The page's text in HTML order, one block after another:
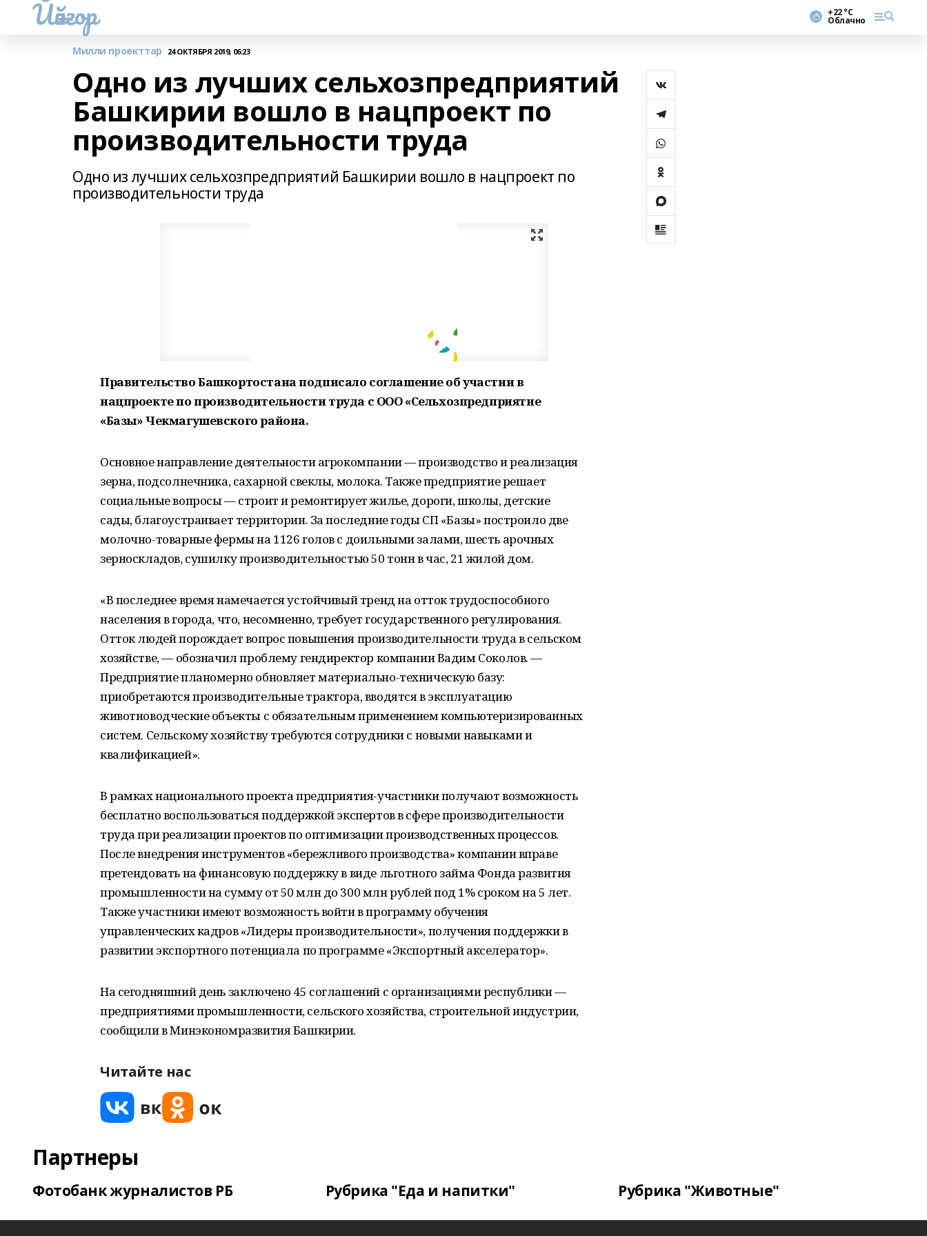
Йәйғор +22 °С
Облачно
Милли проекттар 24 ОКТЯБРЯ 2019, 06:23
Одно из лучших сельхозпредприятий
Башкирии вошло в нацпроект по
производительности труда
Одно из лучших сельхозпредприятий Башкирии вошло в нацпроект по
производительности труда
Правительство Башкортостана подписало соглашение об участии в
нацпроекте по производительности труда с ООО «Сельхозпредприятие
«Базы» Чекмагушевского района.
Основное направление деятельности агрокомпании — производство и реализация
зерна, подсолнечника, сахарной свеклы, молока. Также предприятие решает
социальные вопросы — строит и ремонтирует жилье, дороги, школы, детские
сады, благоустраивает территории. За последние годы СП «Базы» построило две
молочно-товарные фермы на 1126 голов с доильными залами, шесть арочных
зерноскладов, сушилку производительностью 50 тонн в час, 21 жилой дом.
«В последнее время намечается устойчивый тренд на отток трудоспособного
населения в города, что, несомненно, требует государственного регулирования.
Отток людей порождает вопрос повышения производительности труда в сельском
хозяйстве, — обозначил проблему гендиректор компании Вадим Соколов. —
Предприятие планомерно обновляет материально-техническую базу:
приобретаются производительные трактора, вводятся в эксплуатацию
животноводческие объекты с обязательным применением компьютеризированных
систем. Сельскому хозяйству требуются сотрудники с новыми навыками и
квалификацией».
В рамках национального проекта предприятия-участники получают возможность
бесплатно воспользоваться поддержкой экспертов в сфере производительности
труда при реализации проектов по оптимизации производственных процессов.
После внедрения инструментов «бережливого производства» компании вправе
претендовать на финансовую поддержку в виде льготного займа Фонда развития
промышленности на сумму от 50 млн до 300 млн рублей под 1% сроком на 5 лет.
Также участники имеют возможность войти в программу обучения
управленческих кадров «Лидеры производительности», получения поддержки в
развитии экспортного потенциала по программе «Экспортный акселератор».
На сегодняшний день заключено 45 соглашений с организациями республики —
предприятиями промышленности, сельского хозяйства, строительной индустрии,
сообщили в Минэкономразвития Башкирии.
Читайте нас
Партнеры
Фотобанк журналистов РБ Рубрика "Еда и напитки" Рубрика "Животные"